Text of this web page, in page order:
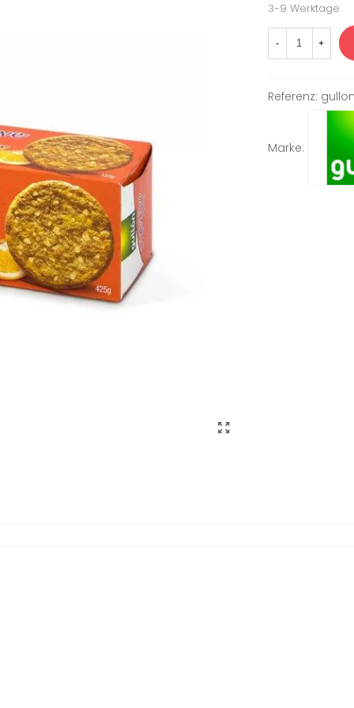
3-9 Werktage
- +
Referenz:
Marke: